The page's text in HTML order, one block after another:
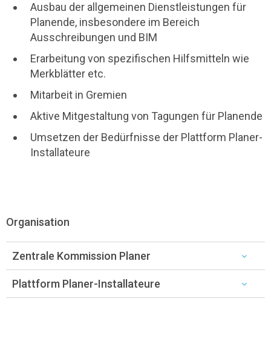
Ausbau der allgemeinen Dienstleistungen für
Planende, insbesondere im Bereich
Ausschreibungen und BIM
Erarbeitung von spezifischen Hilfsmitteln wie
Merkblätter etc.
Mitarbeit in Gremien
Aktive Mitgestaltung von Tagungen für Planende
Umsetzen der Bedürfnisse der Plattform Planer-
Installateure
Organisation
Zentrale Kommission Planer
Plattform Planer-Installateure